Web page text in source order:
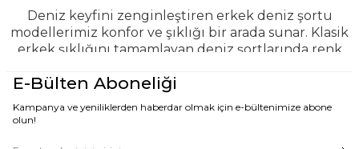
Deniz keyfini zenginleştiren erkek deniz şortu
modellerimiz konfor ve şıklığı bir arada sunar. Klasik
erkek şıklığını tamamlayan deniz şortlarında renk
Erkek deniz şortu tasarımlarında file %100
nefes alan kaliteli kumaş olarak deniz şortu
E-Bülten Aboneliği
Kampanya ve yeniliklerden haberdar olmak için e-bültenimize abone
olun!